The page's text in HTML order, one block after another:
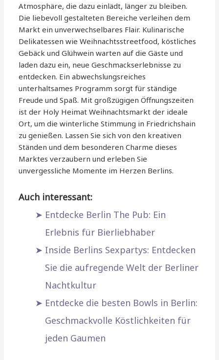
Atmosphäre, die dazu einlädt, länger zu bleiben.
Die liebevoll gestalteten Bereiche verleihen dem
Markt ein unverwechselbares Flair. Kulinarische
Delikatessen wie Weihnachtsstreetfood, köstliches
Gebäck und Glühwein warten auf die Gäste und
laden dazu ein, neue Geschmackserlebnisse zu
entdecken. Ein abwechslungsreiches
unterhaltsames Programm sorgt für ständige
Freude und Spaß. Mit großzügigen Öffnungszeiten
ist der Holy Heimat Weihnachtsmarkt der ideale
Ort, um die winterliche Stimmung in Friedrichshain
zu genießen. Lassen Sie sich von den kreativen
Ständen und dem besonderen Charme dieses
Marktes verzaubern und erleben Sie
unvergessliche Momente im Herzen Berlins.
Auch interessant:
Entdecke Berlin The Pub: Ein
Erlebnis für Bierliebhaber
Inside Berlins Sexpartys: Entdecken
Sie die aufregende Welt der Berliner
Nachtkultur
Entdecke die besten Bowls in Berlin:
Geschmackvolle Köstlichkeiten für
jeden Gaumen